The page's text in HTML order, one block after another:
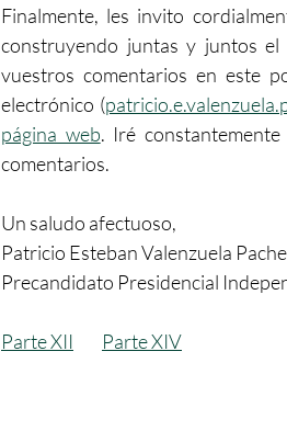
Finalmente, les invito
construyendo juntas y juntos el
vuestros comentarios en este
electrónico (
página web. Iré
comentarios.
Un saludo afectuoso,
Patricio Esteban Valenzuela
Precandidato Presidencial
Parte XII Parte XIV